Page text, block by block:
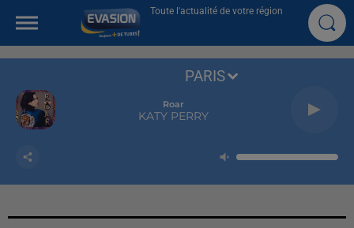
Toute l'actualité de votre région
Roar
KATY PERRY
PARIS